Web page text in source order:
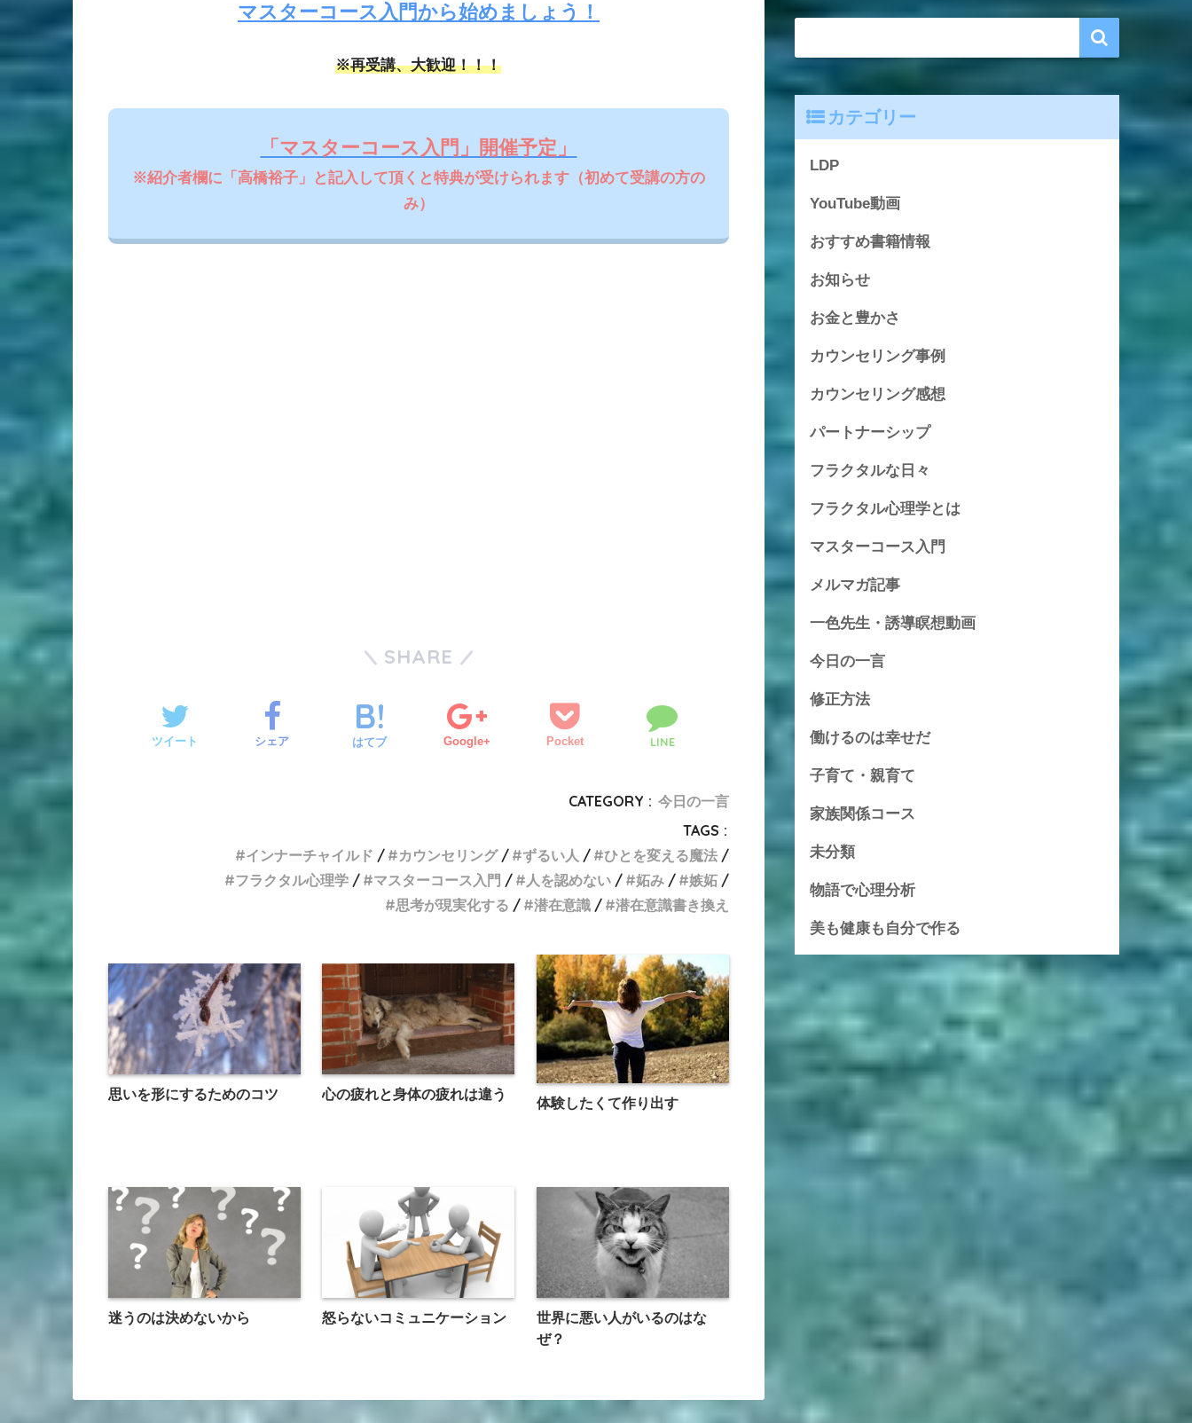
マスターコース入門から始めましょう！
※再受講、大歓迎！！！
「マスターコース入門」開催予定」
※紹介者欄に「高橋裕子」と記入して頂くと特典が受けられます（初めて受講の方の
み）
SHARE
ツイート シェア はてブ Google+ Pocket LINE
CATEGORY : 今日の一言
TAGS :
インナーチャイルド
カウンセリング ずるい人
ひとを変える魔法
フラクタル心理学
マスターコース入門 人を認めない 妬み
嫉妬
思考が現実化する
潜在意識 潜在意識書き換え
思いを形にするためのコツ 心の疲れと身体の疲れは違う
体験したくて作り出す
迷うのは決めないから 怒らないコミュニケーション
世界に悪い人がいるのはな
ぜ？
カテゴリー
LDP
YouTube動画
おすすめ書籍情報
お知らせ
お金と豊かさ
カウンセリング事例
カウンセリング感想
パートナーシップ
フラクタルな日々
フラクタル心理学とは
マスターコース入門
メルマガ記事
一色先生・誘導瞑想動画
今日の一言
修正方法
働けるのは幸せだ
子育て・親育て
家族関係コース
未分類
物語で心理分析
美も健康も自分で作る